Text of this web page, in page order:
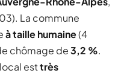
La commune
à taille humaine(4
chômage de3,2 %.
esttrès